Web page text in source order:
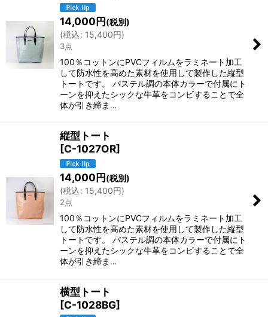
14,000円(税別)
(税込: 15,400円)
3点
100％コットンにPVCフィルムをラミネート加工
して防水性を高めた素材を使用して製作した縦型
トートです。 パステル調の本体カラーで付属にト
ーンを抑えたシックな牛革をコンビすることで全
体が引き締ま…
縦型トート
[C-1027OR]
14,000円(税別)
(税込: 15,400円)
2点
100％コットンにPVCフィルムをラミネート加工
して防水性を高めた素材を使用して製作した縦型
トートです。 パステル調の本体カラーで付属にト
ーンを抑えたシックな牛革をコンビすることで全
体が引き締ま…
横型トート
[C-1028BG]